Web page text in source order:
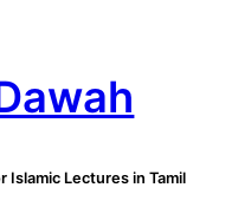
Islamic Lectures in Tamil